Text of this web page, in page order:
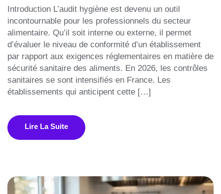
Introduction L’audit hygiène est devenu un outil
incontournable pour les professionnels du secteur
alimentaire. Qu’il soit interne ou externe, il permet
d’évaluer le niveau de conformité d’un établissement
par rapport aux exigences réglementaires en matière de
sécurité sanitaire des aliments. En 2026, les contrôles
sanitaires se sont intensifiés en France. Les
établissements qui anticipent cette […]
Lire La Suite